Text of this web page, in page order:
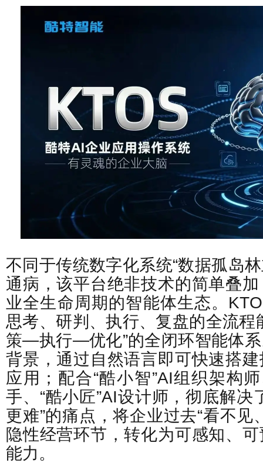
不同于传统数字化系统“数据孤岛林
通病，该平台绝非技术的简单叠
业全生命周期的智能体生态。
思考、研判、执行、复盘的全流
策—执行—优化”的全闭环智能体
背景，通过自然语言即可快速搭
应用；配合“酷小智”AI组织架构
手、“酷小匠”AI设计师，彻底解决
更难”的痛点，将企业过去“看不见
隐性经营环节，转化为可感知、
能力。